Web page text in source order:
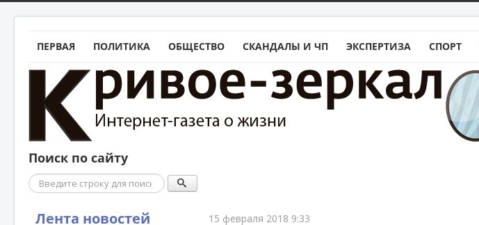
ПЕРВАЯ ПОЛИТИКА ОБЩЕСТВО СКАНДАЛЫ И ЧП ЭКСПЕРТИЗА СПОРТ
Поиск по сайту
Поиск
Лента новостей 15 февраля 2018 9:33